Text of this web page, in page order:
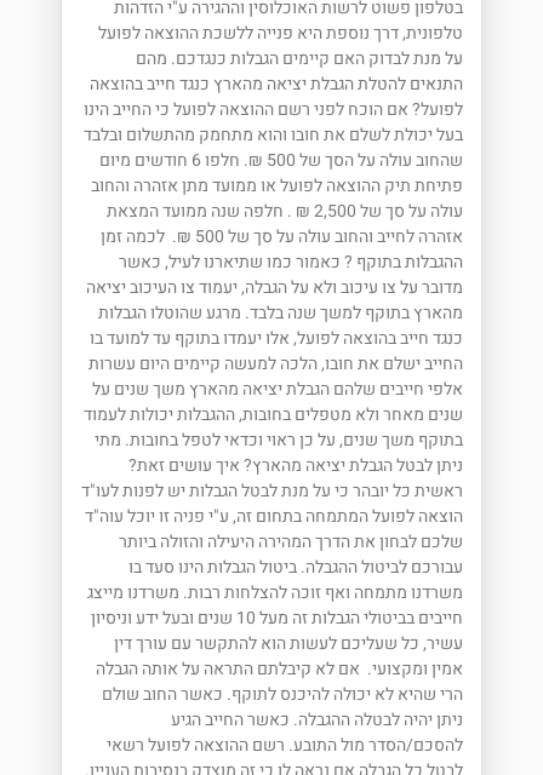
בטלפון פשוט לרשות האוכלוסין וההגירה ע"י הזדהות
טלפונית, דרך נוספת היא פנייה ללשכת ההוצאה לפועל
על מנת לבדוק האם קיימים הגבלות כנגדכם. מהם
התנאים להטלת הגבלת יציאה מהארץ כנגד חייב בהוצאה
לפועל? אם הוכח לפני רשם ההוצאה לפועל כי החייב הינו
בעל יכולת לשלם את חובו והוא מתחמק מהתשלום ובלבד
שהחוב עולה על הסך של 500 ₪. חלפו 6 חודשים מיום
פתיחת תיק ההוצאה לפועל או ממועד מתן אזהרה והחוב
עולה על סך של 2,500 ₪ . חלפה שנה ממועד המצאת
אזהרה לחייב והחוב עולה על סך של 500 ₪. לכמה זמן
ההגבלות בתוקף ? כאמור כמו שתיארנו לעיל, כאשר
מדובר על צו עיכוב ולא על הגבלה, יעמוד צו העיכוב יציאה
מהארץ בתוקף למשך שנה בלבד. מרגע שהוטלו הגבלות
כנגד חייב בהוצאה לפועל, אלו יעמדו בתוקף עד למועד בו
החייב ישלם את חובו, הלכה למעשה קיימים היום עשרות
אלפי חייבים שלהם הגבלת יציאה מהארץ משך שנים על
שנים מאחר ולא מטפלים בחובות, ההגבלות יכולות לעמוד
בתוקף משך שנים, על כן ראוי וכדאי לטפל בחובות. מתי
ניתן לבטל הגבלת יציאה מהארץ? איך עושים זאת?
ראשית כל יובהר כי על מנת לבטל הגבלות יש לפנות לעו"ד
הוצאה לפועל המתמחה בתחום זה, ע"י פניה זו יוכל עוה"ד
שלכם לבחון את הדרך המהירה היעילה והזולה ביותר
עבורכם לביטול ההגבלה. ביטול הגבלות הינו סעד בו
משרדנו מתמחה ואף זוכה להצלחות רבות. משרדנו מייצג
חייבים בביטולי הגבלות זה מעל 10 שנים ובעל ידע וניסיון
עשיר, כל שעליכם לעשות הוא להתקשר עם עורך דין
אמין ומקצועי. אם לא קיבלתם התראה על אותה הגבלה
הרי שהיא לא יכולה להיכנס לתוקף. כאשר החוב שולם
ניתן יהיה לבטלה ההגבלה. כאשר החייב הגיע
להסכם/הסדר מול התובע. רשם ההוצאה לפועל רשאי